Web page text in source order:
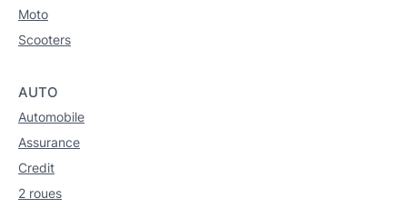
Moto
Scooters
AUTO
Automobile
Assurance
Credit
2 roues